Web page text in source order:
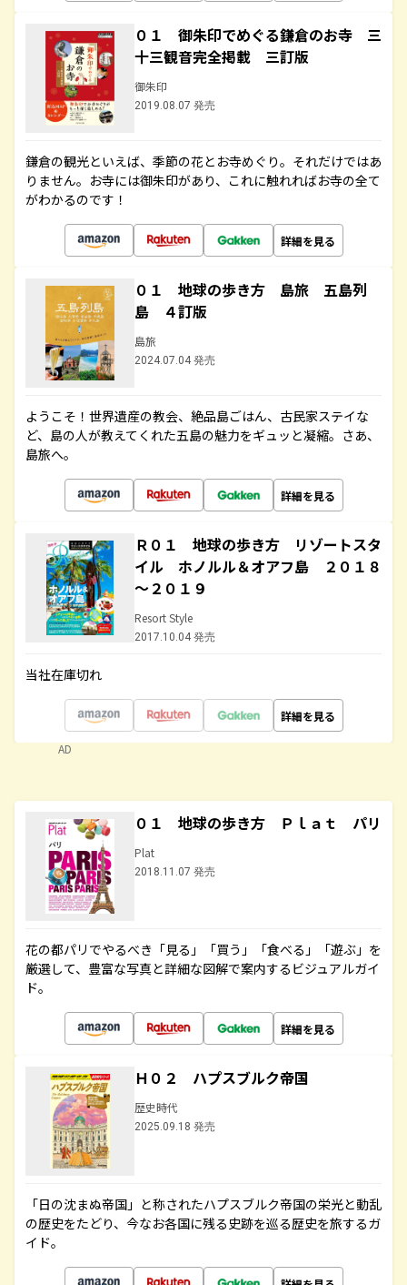
０１ 御朱印でめぐる鎌倉のお寺 三
十三観音完全掲載 三訂版
御朱印
2019.08.07 発売
鎌倉の観光といえば、季節の花とお寺めぐり。それだけではあ
りません。お寺には御朱印があり、これに触れればお寺の全て
がわかるのです！
詳細を見る
０１ 地球の歩き方 島旅 五島列
島 ４訂版
島旅
2024.07.04 発売
ようこそ！世界遺産の教会、絶品島ごはん、古民家ステイな
ど、島の人が教えてくれた五島の魅力をギュッと凝縮。さあ、
島旅へ。
詳細を見る
Ｒ０１ 地球の歩き方 リゾートスタ
イル ホノルル＆オアフ島 ２０１８
～２０１９
Resort Style
2017.10.04 発売
当社在庫切れ
詳細を見る
AD
０１ 地球の歩き方 Ｐｌａｔ パリ
Plat
2018.11.07 発売
花の都パリでやるべき「見る」「買う」「食べる」「遊ぶ」を
厳選して、豊富な写真と詳細な図解で案内するビジュアルガイ
ド。
詳細を見る
Ｈ０２ ハプスブルク帝国
歴史時代
2025.09.18 発売
「日の沈まぬ帝国」と称されたハプスブルク帝国の栄光と動乱
の歴史をたどり、今なお各国に残る史跡を巡る歴史を旅するガ
イド。